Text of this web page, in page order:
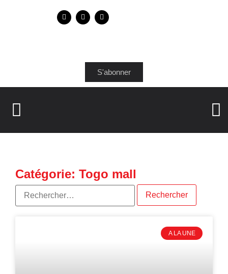
S'abonner
Catégorie: Togo mall
A LA UNE